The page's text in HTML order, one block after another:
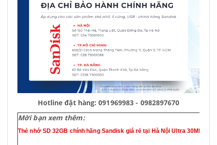
Hotline đặt hàng: 091969983 - 0982897670
Mời bạn xem thêm:
Thẻ nhớ SD 32GB chính hãng Sandisk giá rẻ tại Hà Nội Ultra 30MB/s